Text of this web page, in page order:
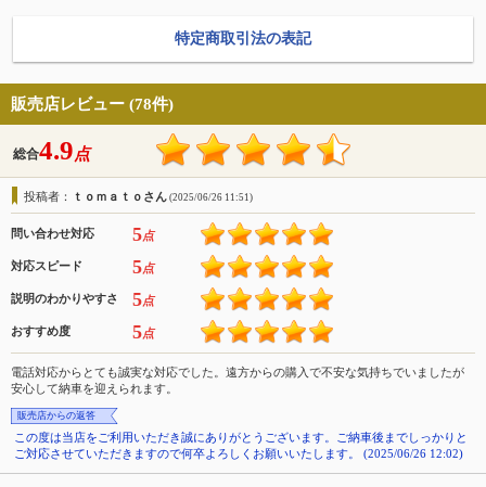
特定商取引法の表記
販売店レビュー (78件)
総合4.9点
投稿者： ｔｏｍａｔｏさん (2025/06/26 11:51)
問い合わせ対応 5点
対応スピード 5点
説明のわかりやすさ 5点
おすすめ度 5点
電話対応からとても誠実な対応でした。遠方からの購入で不安な気持ちでいましたが
安心して納車を迎えられます。
販売店からの返答
この度は当店をご利用いただき誠にありがとうございます。ご納車後までしっかりと
ご対応させていただきますので何卒よろしくお願いいたします。 (2025/06/26 12:02)